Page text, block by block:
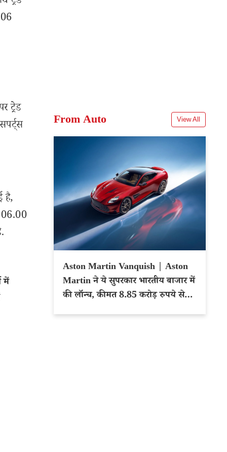
ट्रेड
है,
में
From Auto View All
Aston Martin Vanquish | Aston
Martin ने ये सुपरकार भारतीय बाजार में
की लॉन्च, कीमत 8.85 करोड़ रुपये से